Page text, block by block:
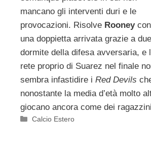
mancano gli interventi duri e le
provocazioni. Risolve Rooneycon
una doppietta arrivata grazie a due
dormite della difesa avversaria, e
rete proprio di Suarez nel finale
sembra infastidire i Red Devils
nonostante la media d’età molto
giocano ancora come dei
Categorie
Calcio Estero